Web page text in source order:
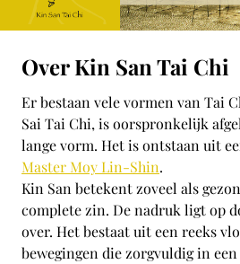
Over Kin San Tai Chi
Er bestaan vele vormen van Tai
Sai Tai Chi, is oorspronkelijk
lange vorm. Het is ontstaan uit
Master Moy Lin-Shin.
Kin San betekent zoveel als
complete zin. De nadruk ligt op
over. Het bestaat uit een reeks
bewegingen die zorgvuldig in